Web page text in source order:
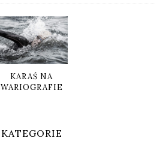
KARAŚ NA
WARIOGRAFIE
KATEGORIE